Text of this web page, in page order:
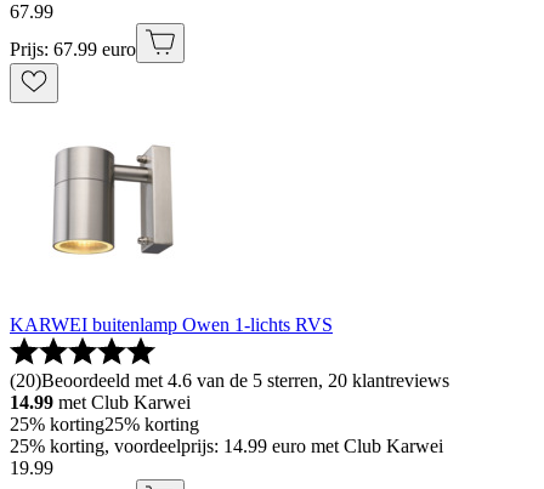
67.99
Prijs: 67.99 euro
KARWEI buitenlamp Owen 1-lichts RVS
(20)Beoordeeld met 4.6 van de 5 sterren, 20 klantreviews
14.99 met Club Karwei
25% korting25% korting
25% korting, voordeelprijs: 14.99 euro met Club Karwei
19.99